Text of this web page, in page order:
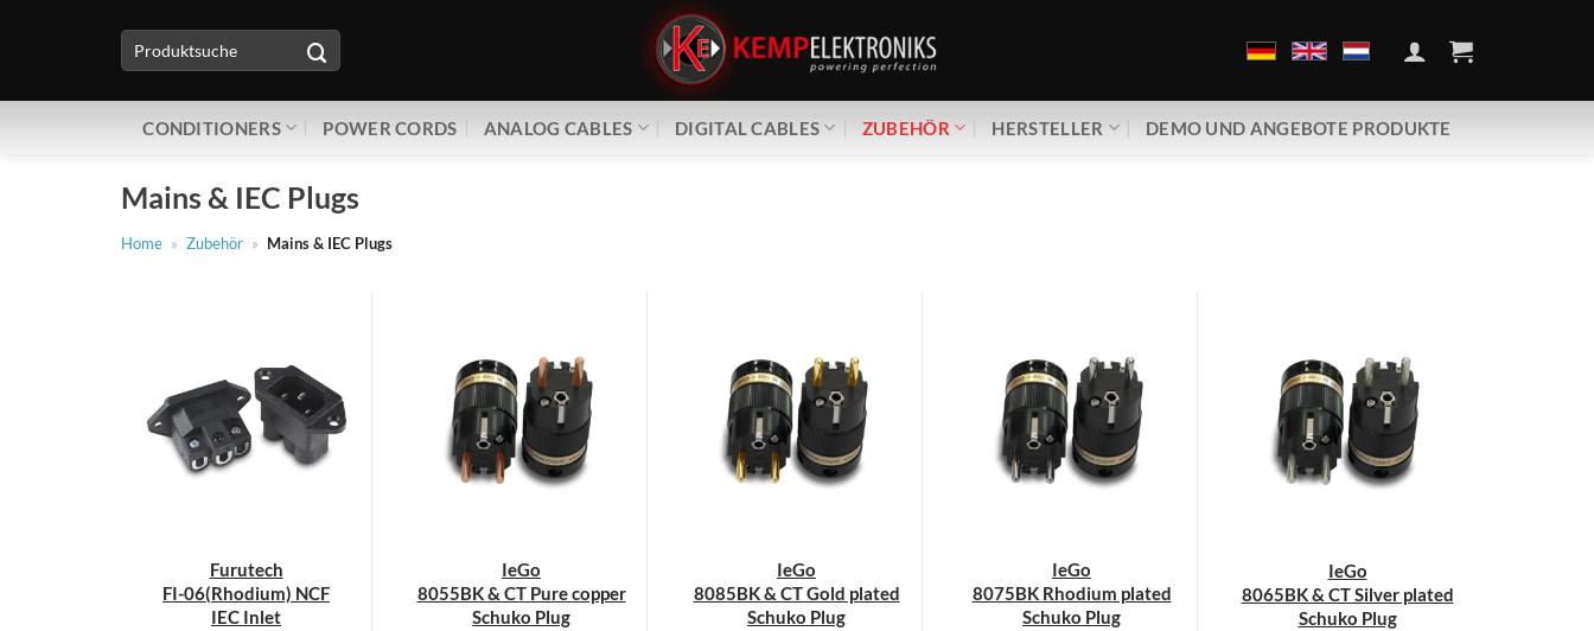
nach:
CONDITIONERS POWER CORDS ANALOG CABLES DIGITAL CABLES ZUBEHÖR HERSTELLER DEMO UND ANGEBOTE PRODUKTE
Mains & IEC Plugs
Home » Zubehör » Mains & IEC Plugs
Furutech
FI-06(Rhodium) NCF
IEC Inlet
IeGo
8055BK & CT Pure copper
Schuko Plug
IeGo
8085BK & CT Gold plated
Schuko Plug
IeGo
8075BK Rhodium plated
Schuko Plug
IeGo
8065BK & CT Silver plated
Schuko Plug